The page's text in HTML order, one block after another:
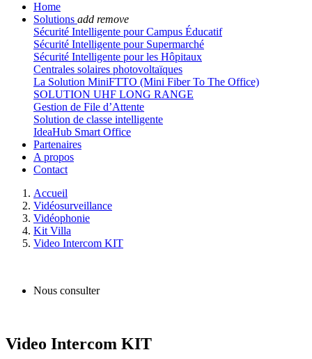
Home
Solutions add remove
Sécurité Intelligente pour Campus Éducatif
Sécurité Intelligente pour Supermarché
Sécurité Intelligente pour les Hôpitaux
Centrales solaires photovoltaïques
La Solution MiniFTTO (Mini Fiber To The Office)
SOLUTION UHF LONG RANGE
Gestion de File d’Attente
Solution de classe intelligente
IdeaHub Smart Office
Partenaires
A propos
Contact
Accueil
Vidéosurveillance
Vidéophonie
Kit Villa
Video Intercom KIT
Nous consulter
Video Intercom KIT